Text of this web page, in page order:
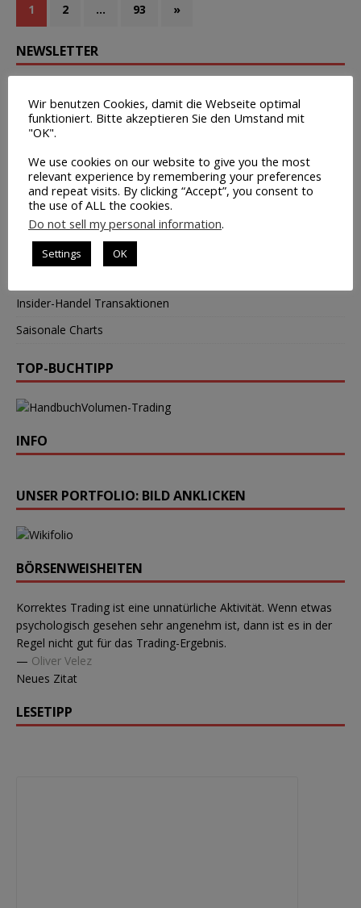
1 2 … 93 »
NEWSLETTER
HIER KLICKEN
BÖRSENINFOS
Chart-Tool mit MACD + OBV
Wirtschaftstermine
Tipps zur Broker-Wahl
Insider-Handel Transaktionen
Saisonale Charts
TOP-BUCHTIPP
Volumen-Trading
INFO
UNSER PORTFOLIO: BILD ANKLICKEN
BÖRSENWEISHEITEN
Korrektes Trading ist eine unnatürliche Aktivität. Wenn etwas
psychologisch gesehen sehr angenehm ist, dann ist es in der
Regel nicht gut für das Trading-Ergebnis.
— Oliver Velez
Neues Zitat
LESETIPP
Wir benutzen Cookies, damit die Webseite optimal
funktioniert. Bitte akzeptieren Sie den Umstand mit
"OK".
We use cookies on our website to give you the most
relevant experience by remembering your preferences
and repeat visits. By clicking “Accept”, you consent to
the use of ALL the cookies.
Do not sell my personal information.
Settings OK